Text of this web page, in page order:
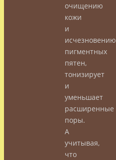
очищению
кожи
и
исчезновению
пигментных
пятен,
тонизирует
и
уменьшает
расширенные
поры.
А
учитывая,
что